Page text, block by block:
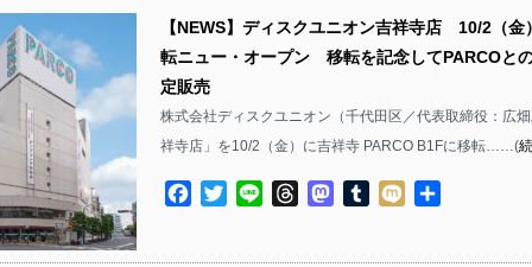
【NEWS】ディスクユニオン吉祥寺店 10/2（
転ニュー・オープン 移転を記念してPARCOと
定販売
株式会社ディスクユニオン（千代田区／代表取締役：広
祥寺店」を10/2（金）に吉祥寺 PARCO B1Fに移転……(
Facebook
TwitterLine ThreadsMastodon
TumblrMixi